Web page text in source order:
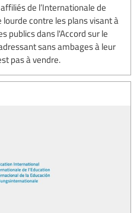
de l’Internationale de
lourde contre les plans visant à
publics dans l'Accord sur le
sans ambages à leur
pas à vendre.